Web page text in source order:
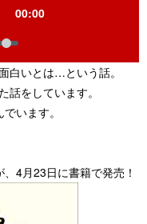
Current
00:00
白いとは…という話。
をしています。
います。
4月23日に書籍で発売！